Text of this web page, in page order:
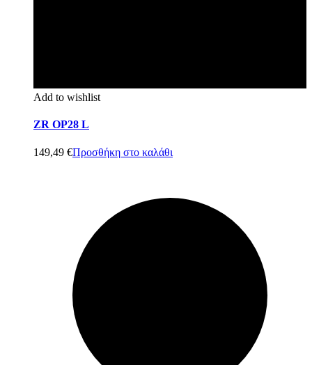
Add to wishlist
ZR OP28 L
149,49 €Προσθήκη στο καλάθι